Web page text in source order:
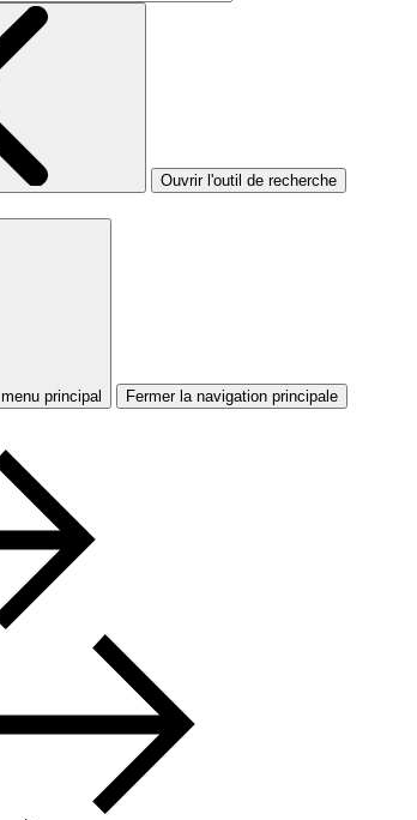
Ouvrir l'outil de recherche
menu principal Fermer la navigation principale